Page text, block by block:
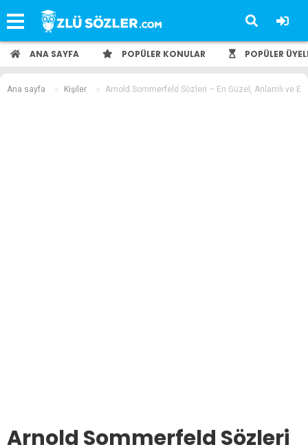
ANA SAYFA POPÜLER KONULAR POPÜLER
Ana sayfa Kişiler Arnold Sommerfeld Sözleri – En Güzel, Anlamlı ve
Arnold Sommerfeld Sözleri